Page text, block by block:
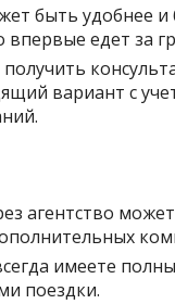
быть удобнее и
впервые едет за
вариант с
агентство
имеете
поездки.